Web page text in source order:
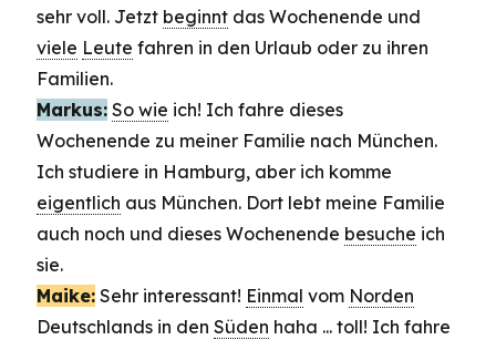
sehr voll. Jetzt beginnt das Wochenende und
viele Leute fahren in den Urlaub oder zu ihren
Familien.
Markus: So wie ich! Ich fahre dieses
Wochenende zu meiner Familie nach München.
Ich studiere in Hamburg, aber ich komme
eigentlich aus München. Dort lebt meine Familie
auch noch und dieses Wochenende besuche ich
sie.
Maike: Sehr interessant! Einmal vom Norden
Deutschlands in den Süden haha ... toll! Ich fahre